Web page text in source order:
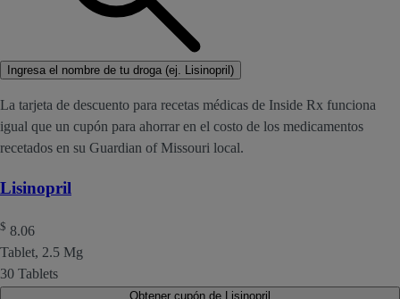
Ingresa el nombre de tu droga (ej. Lisinopril)
La tarjeta de descuento para recetas médicas de Inside Rx funciona
igual que un cupón para ahorrar en el costo de los medicamentos
recetados en su Guardian of Missouri local.
Lisinopril
$ 8.06
Tablet, 2.5 Mg
30 Tablets